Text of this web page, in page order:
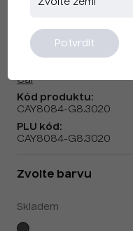
Cai F240313
Cai
Kód produktu:
CAY8084-G8.3020
PLU kód:
CAY8084-G8.3020
Zvolte barvu
Skladem
Potvrdit